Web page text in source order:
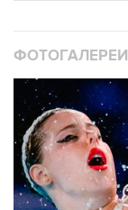
ФОТОГАЛЕРЕИ